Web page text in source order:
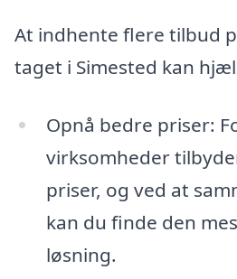
At indhente flere tilbud
taget i Simested kan
Opnå bedre priser:
virksomheder
priser, og ved at
kan du finde den
løsning.